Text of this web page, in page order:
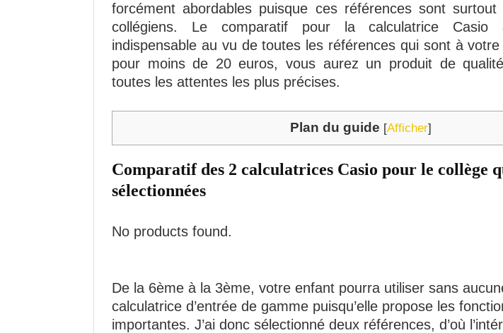
forcément abordables puisque ces références sont
collégiens. Le comparatif pour la calculatrice
indispensable au vu de toutes les références qui sont à
pour moins de 20 euros, vous aurez un produit de
toutes les attentes les plus précises.
Plan du guide [Afficher]
Comparatif des 2 calculatrices Casio pour le collège
sélectionnées
No products found.
De la 6ème à la 3ème, votre enfant pourra utiliser sans
calculatrice d’entrée de gamme puisqu’elle propose les
importantes. J’ai donc sélectionné deux références, d’où